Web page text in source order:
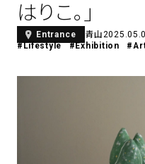
青山
アトレ吉祥寺
KITTE丸の内
スパイラルが推進するエデュケー
採用情報
はりこ。」
Entrance 青山
#Lifestyle
#Exhibition